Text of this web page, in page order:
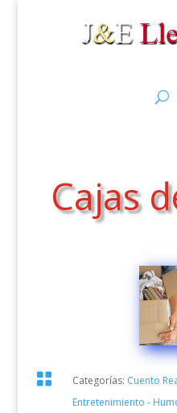
Cajas
 Categorías: Cuento
Entretenimiento -